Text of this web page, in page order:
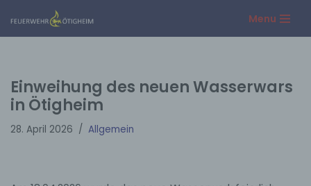
Zum
Menu
Einweihung des neuen Wasserwars
in Ötigheim
28. April 2026 Allgemein